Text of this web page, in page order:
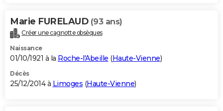
Marie FURELAUD (93 ans)
Créer une cagnotte obsèques
Naissance
01/10/1921 à la Roche-l'Abeille (Haute-Vienne)
Décès
25/12/2014 à Limoges (Haute-Vienne)